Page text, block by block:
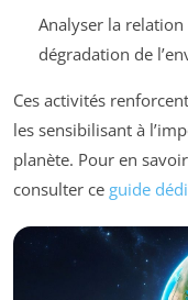
Analyser la
dégradation de
Ces activités
les sensibilisant à
planète. Pour en
consulter ce guide